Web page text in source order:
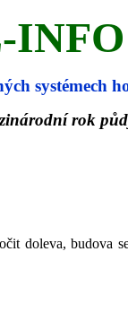
systémech
rok
doleva, budova